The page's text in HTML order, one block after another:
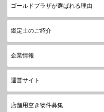
ゴールドプラザが選ばれる理由
鑑定士のご紹介
企業情報
運営サイト
店舗用空き物件募集